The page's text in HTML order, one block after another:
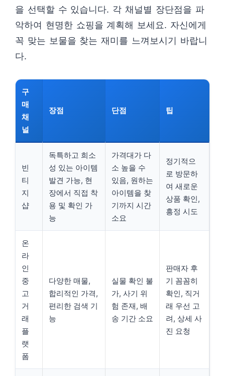
을 선택할 수 있습니다. 각 채널별 장단점을 파
악하여 현명한 쇼핑을 계획해 보세요. 자신에게
꼭 맞는 보물을 찾는 재미를 느껴보시기 바랍니
다.
구
매
채
널
장점 단점 팁
빈
티
지
샵
독특하고 희소
성 있는 아이템
발견 가능, 현
장에서 직접 착
용 및 확인 가
능
가격대가 다
소 높을 수
있음, 원하는
아이템을 찾
기까지 시간
소요
정기적으
로 방문하
여 새로운
상품 확인,
흥정 시도
온
라
인
중
고
거
래
플
랫
폼
다양한 매물,
합리적인 가격,
편리한 검색 기
능
실물 확인 불
가, 사기 위
험 존재, 배
송 기간 소요
판매자 후
기 꼼꼼히
확인, 직거
래 우선 고
려, 상세 사
진 요청